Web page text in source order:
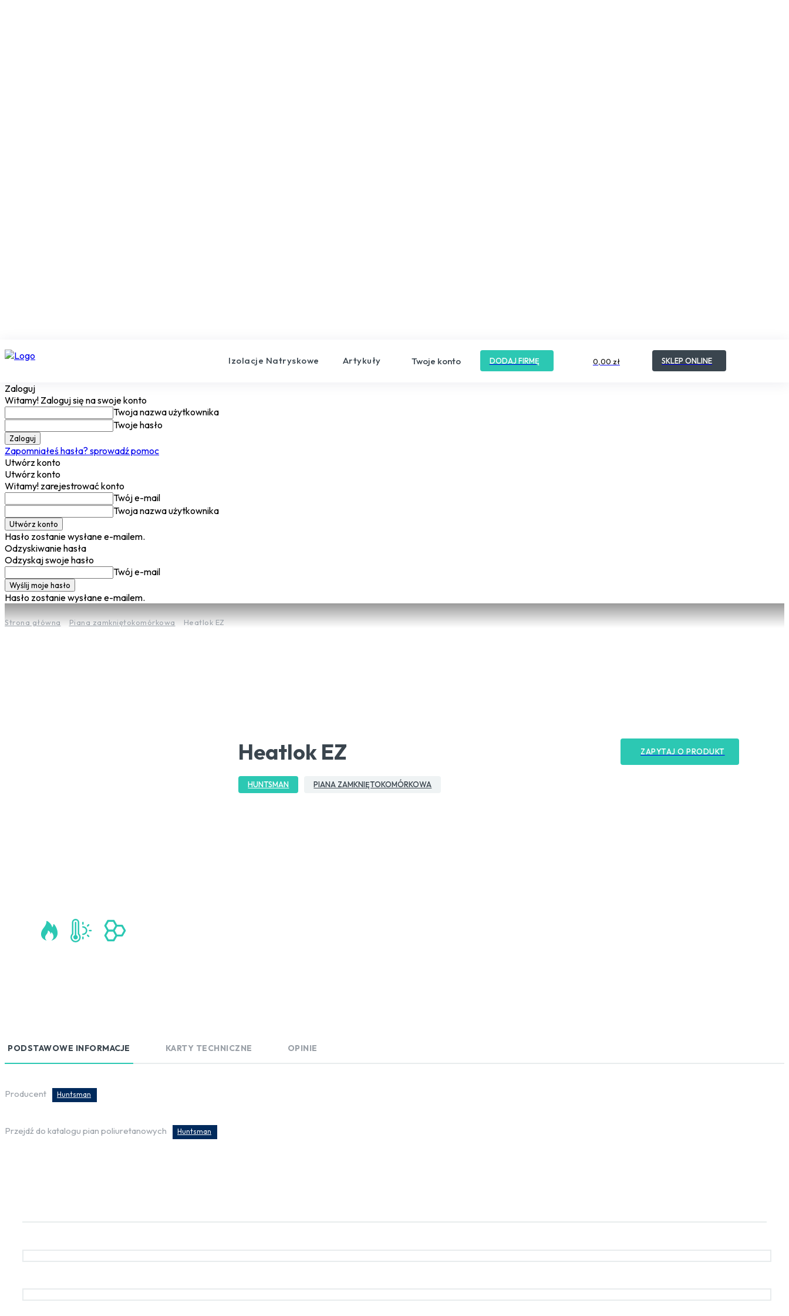
Izolacje Natryskowe Artykuły Twoje konto DODAJ FIRMĘ 0,00 zł SKLEP ONLINE
Zaloguj
Witamy! Zaloguj się na swoje konto
Twoja nazwa użytkownika
Twoje hasło
Zapomniałeś hasła? sprowadź pomoc
Utwórz konto
Utwórz konto
Witamy! zarejestrować konto
Twój e-mail
Twoja nazwa użytkownika
Hasło zostanie wysłane e-mailem.
Odzyskiwanie hasła
Odzyskaj swoje hasło
Twój e-mail
Hasło zostanie wysłane e-mailem.
Strona główna Piana zamkniętokomórkowa Heatlok EZ
Heatlok EZ ZAPYTAJ O PRODUKT
HUNTSMAN PIANA ZAMKNIĘTOKOMÓRKOWA
PODSTAWOWE INFORMACJE KARTY TECHNICZNE OPINIE
Producent Huntsman
Przejdź do katalogu pian poliuretanowych Huntsman